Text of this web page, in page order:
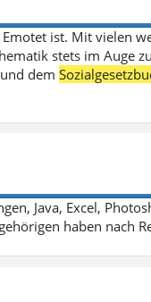
ist. Mit vielen
stets im
und dem
Java, Excel,
haben nach